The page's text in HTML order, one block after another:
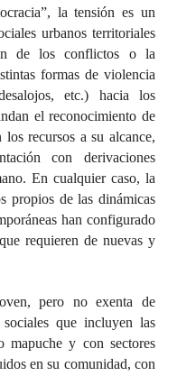
la tensión es un
urbanos territoriales
de los conflictos o la
formas de violencia
etc.) hacia los
el reconocimiento de
recursos a su alcance,
con derivaciones
En cualquier caso, la
propios de las dinámicas
han configurado
requieren de nuevas y
pero no exenta de
sociales que incluyen las
mapuche y con sectores
en su comunidad, con